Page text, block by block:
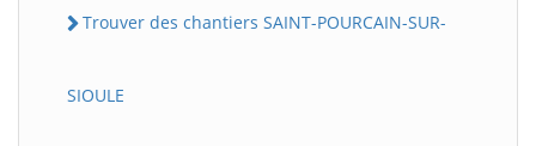
Trouver des chantiers SAINT-POURCAIN-SUR-
SIOULE